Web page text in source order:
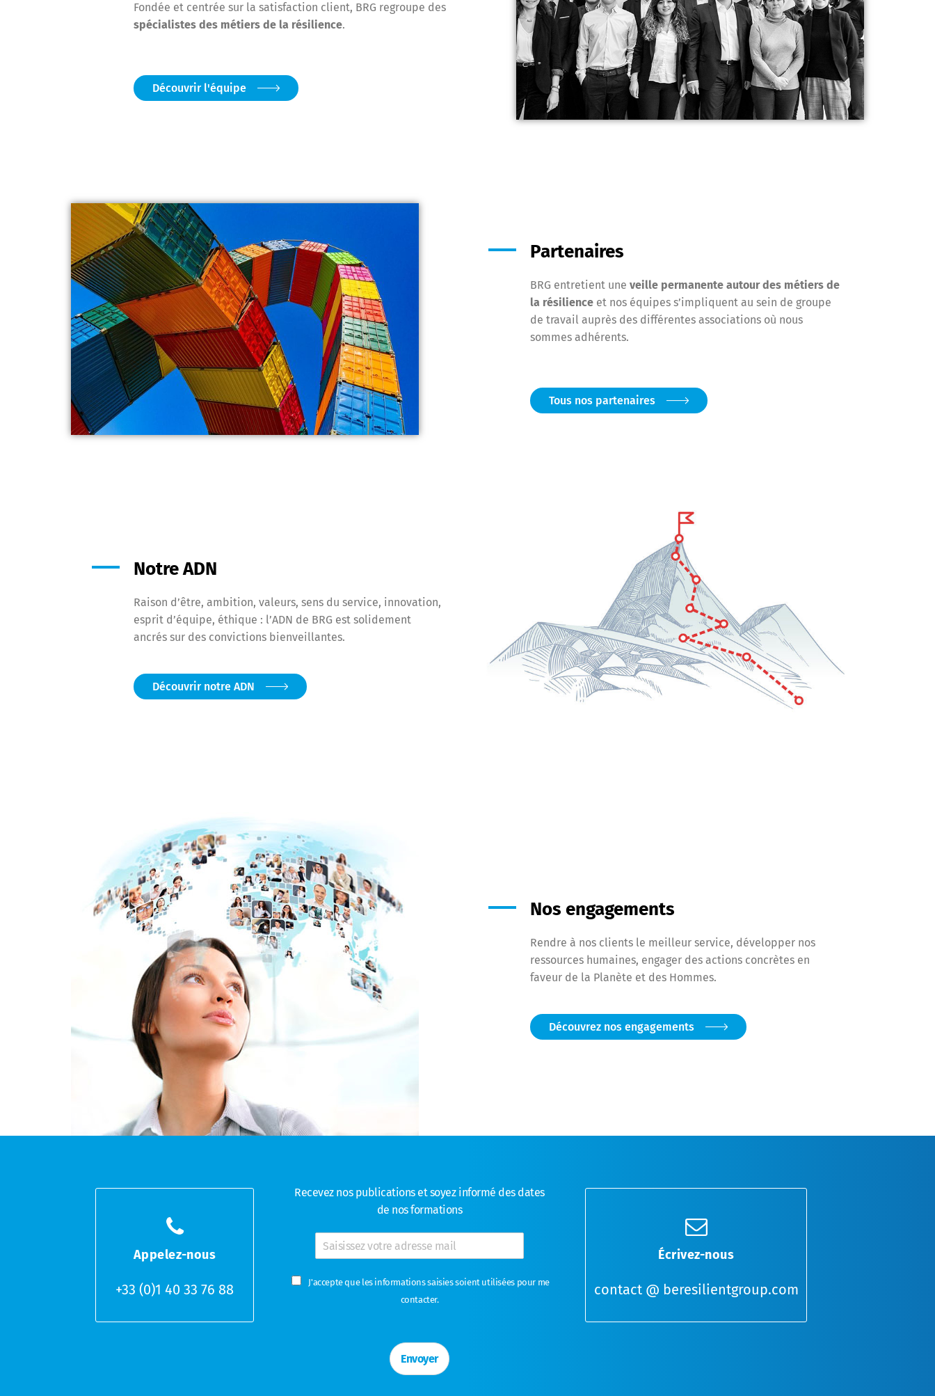
Fondée et centrée sur la satisfaction client, BRG regroupe des
spécialistes des métiers de la résilience.
Découvrir l'équipe
Partenaires
BRG entretient une veille permanente autour des métiers de
la résilience et nos équipes s’impliquent au sein de groupe
de travail auprès des différentes associations où nous
sommes adhérents.
Tous nos partenaires
Notre ADN
Raison d’être, ambition, valeurs, sens du service, innovation,
esprit d’équipe, éthique : l’ADN de BRG est solidement
ancrés sur des convictions bienveillantes.
Découvrir notre ADN
Nos engagements
Rendre à nos clients le meilleur service, développer nos
ressources humaines, engager des actions concrètes en
faveur de la Planète et des Hommes.
Découvrez nos engagements
Appelez-nous
+33 (0)1 40 33 76 88
Recevez nos publications et soyez informé des dates
de nos formations
aC
J'accepte que les informations saisies soient utilisées pour me
contacter.
Envoyer
Écrivez-nous
contact @ beresilientgroup.com